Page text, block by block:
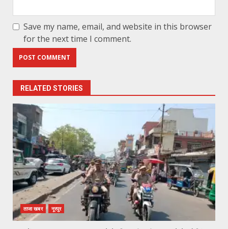
Save my name, email, and website in this browser
for the next time I comment.
RELATED STORIES
ताजा खबर नूरपुर